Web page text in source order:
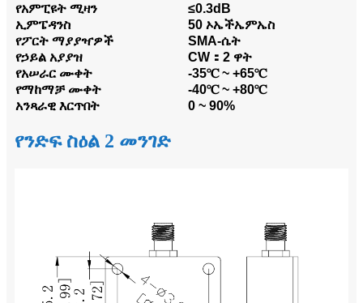
የአምፒዩት ሚዛን
≤0.3dB
ኢምፔዳንስ
50 ኦኤችኤምኤስ
የፖርት ማያያዣዎች
SMA-ሴት
የኃይል አያያዝ
CW：2 ዋት
የአሠራር ሙቀት
-35℃ ~ +65℃
የማከማቻ ሙቀት
-40℃ ~ +80℃
አንጻራዊ እርጥበት
0 ~ 90%
የንድፍ ስዕል 2 መንገድ